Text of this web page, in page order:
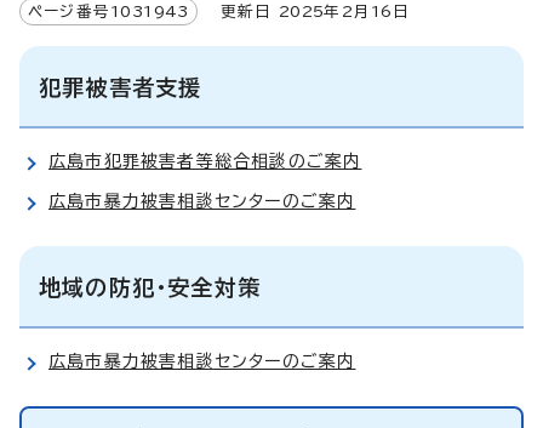
ページ番号 1031943 更新日 2025年2月 16 日
犯罪被害者支援
広島市犯罪被害者等総合相談のご案内
広島市暴力被害相談センターのご案内
地域の防犯・安全対策
広島市暴力被害相談センターのご案内